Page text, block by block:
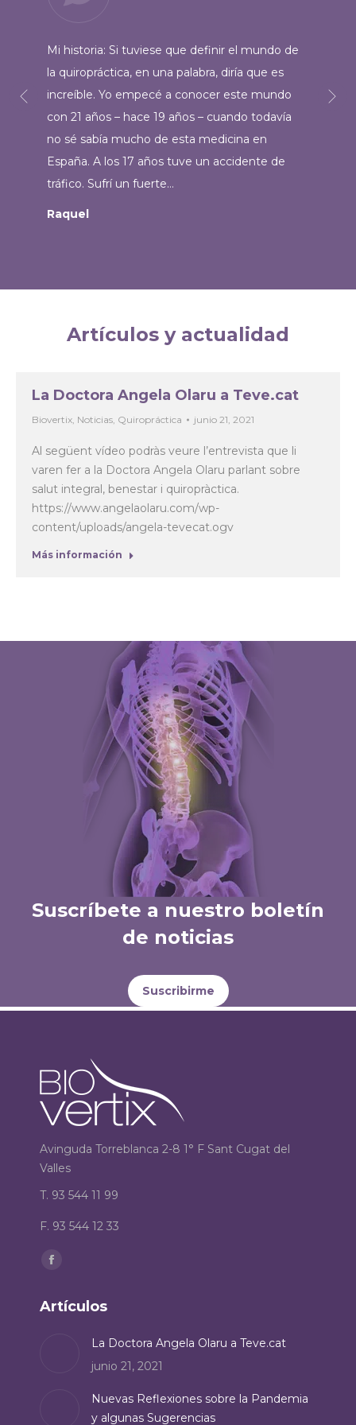
Raquel
Mi historia: Si tuviese que definir el mundo de
la quiropráctica, en una palabra, diría que es
increíble. Yo empecé a conocer este mundo
con 21 años – hace 19 años – cuando todavía
no sé sabía mucho de esta medicina en
España. A los 17 años tuve un accidente de
tráfico. Sufrí un fuerte…
Artículos y actualidad
La Doctora Angela Olaru a Teve.cat
Biovertix, Noticias, Quiropráctica junio 21, 2021
Al següent vídeo podràs veure l’entrevista que li
varen fer a la Doctora Angela Olaru parlant sobre
salut integral, benestar i quiropràctica.
https://www.angelaolaru.com/wp-
content/uploads/angela-tevecat.ogv
Más información
Suscríbete a nuestro boletín
de noticias
Suscribirme
Avinguda Torreblanca 2-8 1° F Sant Cugat del
Valles
T. 93 544 11 99
F. 93 544 12 33
Encuéntranos en:
opens
window
Artículos
La Doctora Angela Olaru a Teve.cat
junio 21, 2021
Nuevas Reflexiones sobre la Pandemia
y algunas Sugerencias